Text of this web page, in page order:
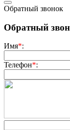
Обратный звонок
Обратный
Имя*:
Телефон*: